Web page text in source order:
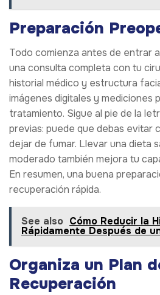
Preparación
Todo comienza antes de entrar
una consulta completa con tu
historial médico y estructura
imágenes digitales y mediciones
tratamiento. Sigue al pie de la
previas: puede que debas evitar
dejar de fumar. Llevar una dieta
moderado también mejora tu
En resumen, una buena
recuperación rápida.
See also Cómo Reducir la
Rápidamente Después de
Organiza un Plan
Recuperación